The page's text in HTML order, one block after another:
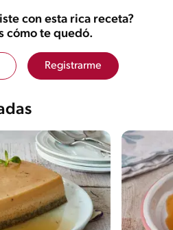
con esta rica receta?
cómo te quedó.
Registrarme